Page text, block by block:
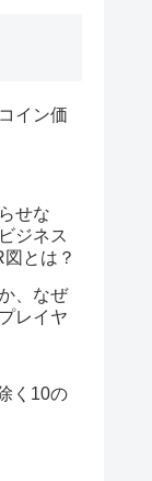
イン価
せな
ジネス
とは？
、なぜ
レイヤ
く10の